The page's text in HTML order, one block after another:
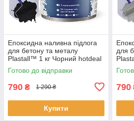
Епоксидна наливна підлога
для бетону та металу
Plastall™ 1 кг Чорний hotdeal
Готово до відправки
790 ₴ 1 290 ₴
Купити
для
790